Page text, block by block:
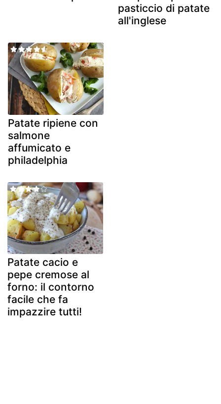
pasticcio di patate
all'inglese
Patate ripiene con
salmone
affumicato e
philadelphia
Patate cacio e
pepe cremose al
forno: il contorno
facile che fa
impazzire tutti!